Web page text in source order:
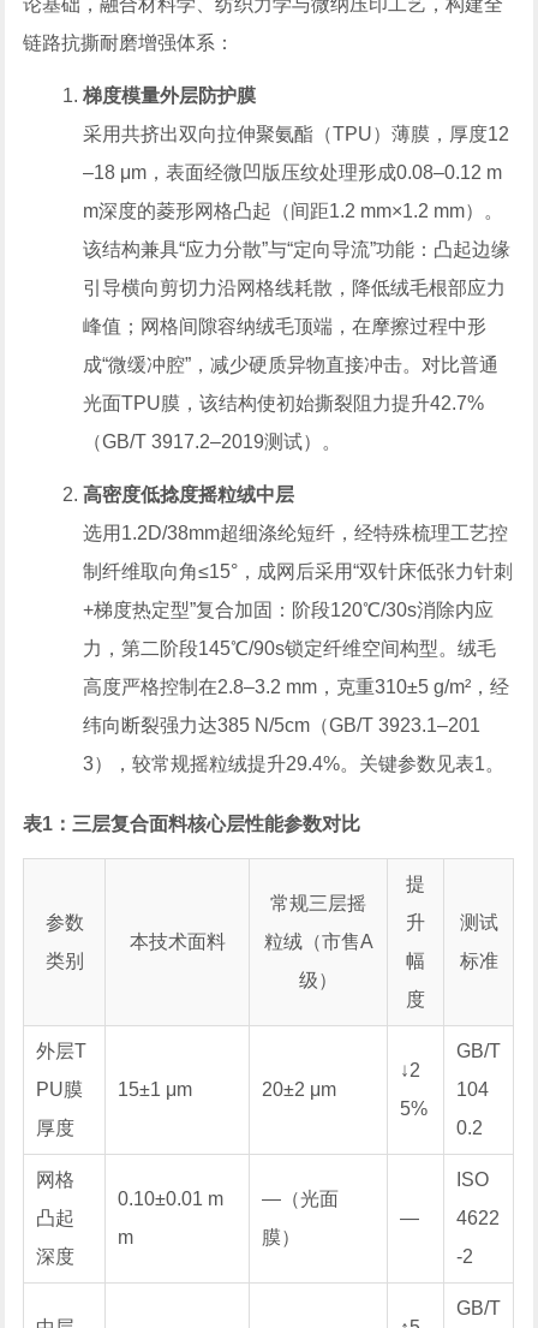
论基础，融合材料学、纺织力学与微纳压印工艺，构建全
链路抗撕耐磨增强体系：
梯度模量外层防护膜
采用共挤出双向拉伸聚氨酯（TPU）薄膜，厚度12
–18 μm，表面经微凹版压纹处理形成0.08–0.12 m
m深度的菱形网格凸起（间距1.2 mm×1.2 mm）。
该结构兼具“应力分散”与“定向导流”功能：凸起边缘
引导横向剪切力沿网格线耗散，降低绒毛根部应力
峰值；网格间隙容纳绒毛顶端，在摩擦过程中形
成“微缓冲腔”，减少硬质异物直接冲击。对比普通
光面TPU膜，该结构使初始撕裂阻力提升42.7%
（GB/T 3917.2–2019测试）。
高密度低捻度摇粒绒中层
选用1.2D/38mm超细涤纶短纤，经特殊梳理工艺控
制纤维取向角≤15°，成网后采用“双针床低张力针刺
+梯度热定型”复合加固：阶段120℃/30s消除内应
力，第二阶段145℃/90s锁定纤维空间构型。绒毛
高度严格控制在2.8–3.2 mm，克重310±5 g/m²，经
纬向断裂强力达385 N/5cm（GB/T 3923.1–201
3），较常规摇粒绒提升29.4%。关键参数见表1。
表1：三层复合面料核心层性能参数对比
参数
类别
本技术面料
常规三层摇
粒绒（市售A
级）
提
升
幅
度
测试
标准
外层T
PU膜
厚度
15±1 μm 20±2 μm
↓2
5%
GB/T
104
0.2
网格
凸起
深度
0.10±0.01 m
m
—（光面
膜）
—
ISO
4622
-2
GB/T